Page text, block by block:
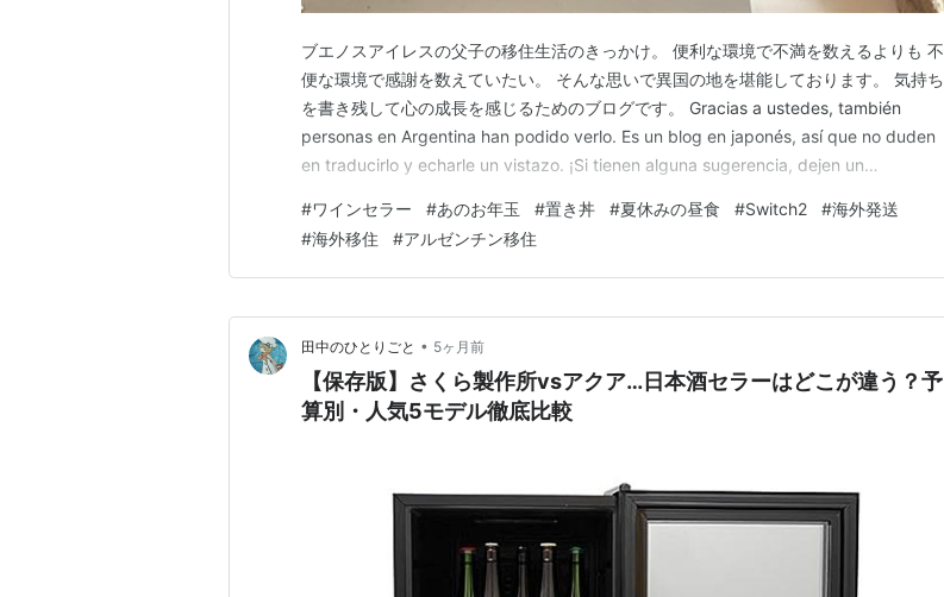
ブエノスアイレスの父子の移住生活のきっかけ。 便利な環境で不満を数えるよりも 不
便な環境で感謝を数えていたい。 そんな思いで異国の地を堪能しております。 気持ち
を書き残して心の成長を感じるためのブログです。 Gracias a ustedes, también
personas en Argentina han podido verlo. Es un blog en japonés, así que no duden
en traducirlo y echarle un vistazo. ¡Si tienen alguna sugerencia, dejen un
#ワインセラー #あのお年玉 #置き丼 #夏休みの昼食 #Switch2 #海外発送
#海外移住 #アルゼンチン移住
田中のひとりごと • 5ヶ月前
【保存版】さくら製作所vsアクア…日本酒セラーはどこが違う？予
算別・人気5モデル徹底比較